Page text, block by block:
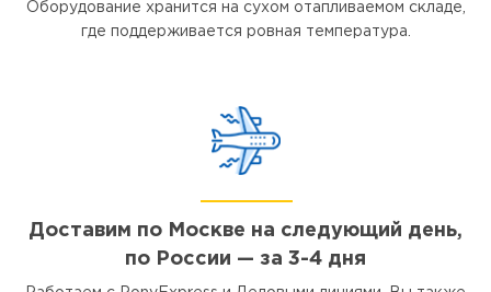
Оборудование хранится на сухом отапливаемом складе,
где поддерживается ровная температура.
Доставим по Москве на следующий день,
по России — за 3-4 дня